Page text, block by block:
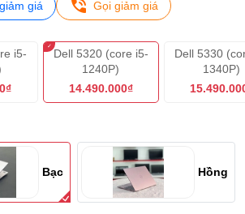
giá Gọi giảm giá
i5-
Dell 5320 (core i5-
1240P)
14.490.000₫
Dell 5330
1340P)
Bạc Hồng